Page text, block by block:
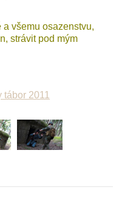
a všemu osazenstvu,
strávit pod mým
tábor 2011